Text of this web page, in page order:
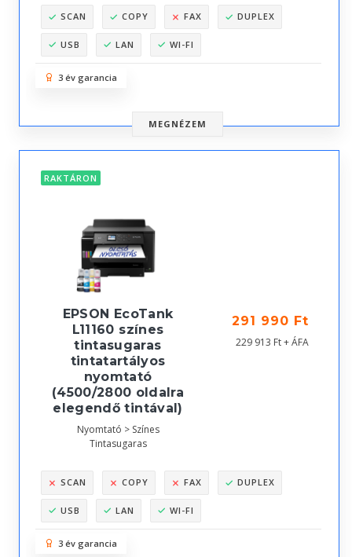
SCAN COPY FAX DUPLEX
USB LAN WI-FI
3 év garancia
MEGNÉZEM
RAKTÁRON
EPSON EcoTank
L11160 színes
tintasugaras
tintatartályos
nyomtató
(4500/2800 oldalra
elegendő tintával)
Nyomtató > Színes
Tintasugaras
291 990 Ft
229 913 Ft + ÁFA
SCAN COPY FAX DUPLEX
USB LAN WI-FI
3 év garancia